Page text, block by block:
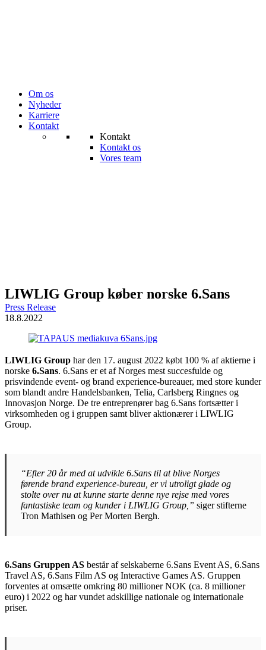
Om os
Nyheder
Karriere
Kontakt
Kontakt
Kontakt os
Vores team
LIWLIG Group køber norske 6.Sans
Press Release
18.8.2022
LIWLIG Group har den 17. august 2022 købt 100 % af aktierne i
norske 6.Sans. 6.Sans er et af Norges mest succesfulde og
prisvindende event- og brand experience-bureauer, med store kunder
som blandt andre Handelsbanken, Telia, Carlsberg Ringnes og
Innovasjon Norge. De tre entreprenører bag 6.Sans fortsætter i
virksomheden og i gruppen samt bliver aktionærer i LIWLIG
Group.
“Efter 20 år med at udvikle 6.Sans til at blive Norges
førende brand experience-bureau, er vi utroligt glade og
stolte over nu at kunne starte denne nye rejse med vores
fantastiske team og kunder i LIWLIG Group,” siger stifterne
Tron Mathisen og Per Morten Bergh.
6.Sans Gruppen AS består af selskaberne 6.Sans Event AS, 6.Sans
Travel AS, 6.Sans Film AS og Interactive Games AS. Gruppen
forventes at omsætte omkring 80 millioner NOK (ca. 8 millioner
euro) i 2022 og har vundet adskillige nationale og internationale
priser.